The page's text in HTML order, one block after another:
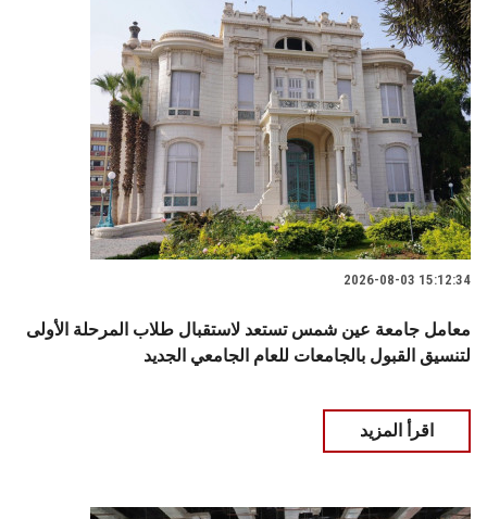
2026-08-03 15:12:34
معامل جامعة عين شمس تستعد لاستقبال طلاب المرحلة الأولى
لتنسيق القبول بالجامعات للعام الجامعي الجديد
اقرأ المزيد